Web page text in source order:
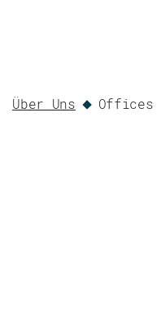
Über Uns Offices